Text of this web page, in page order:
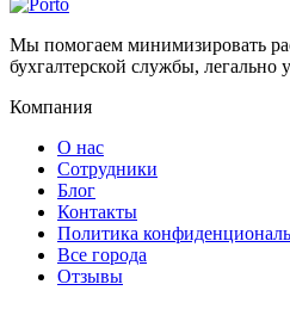
Мы помогаем минимизировать
бухгалтерской службы,
Компания
О нас
Сотрудники
Блог
Контакты
Политика
Все города
Отзывы